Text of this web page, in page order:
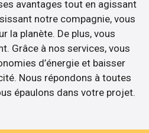
avantages tout en agissant
notre compagnie, vous
la planète. De plus, vous
Grâce à nos services, vous
d’énergie et baisser
Nous répondons à toutes
épaulons dans votre projet.